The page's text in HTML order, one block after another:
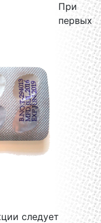
При
первых
следует